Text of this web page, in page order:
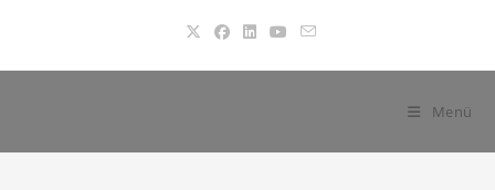
springen
Menü